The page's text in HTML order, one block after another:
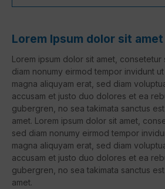
Lorem Ipsum dolor sit amet
Lorem ipsum dolor sit amet,
diam nonumy eirmod tempor invidunt
magna aliquyam erat, sed diam
accusam et justo duo dolores et ea
gubergren, no sea takimata sanctus
amet. Lorem ipsum dolor sit amet,
sed diam nonumy eirmod tempor
magna aliquyam erat, sed diam
accusam et justo duo dolores et ea
gubergren, no sea takimata sanctus
amet.